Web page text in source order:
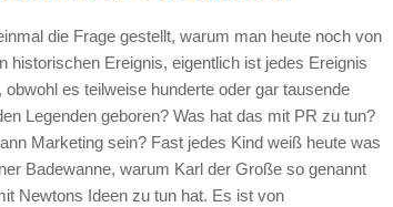
die Frage gestellt, warum man heute noch von
historischen Ereignis, eigentlich ist jedes Ereignis
es teilweise hunderte oder gar tausende
Legenden geboren? Was hat das mit PR zu tun?
Marketing sein? Fast jedes Kind weiß heute was
Badewanne, warum Karl der Große so genannt
Newtons Ideen zu tun hat. Es ist von